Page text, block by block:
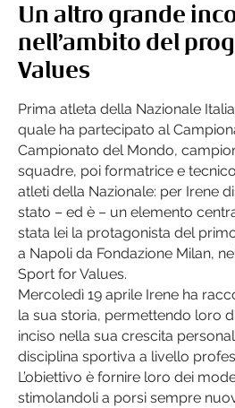
Un altro grande
nell’ambito del
Values
Prima atleta della Nazionale
quale ha partecipato al
Campionato del Mondo,
squadre, poi formatrice e
atleti della Nazionale: per Irene
stato – ed è – un elemento
stata lei la protagonista del
a Napoli da Fondazione Milan,
Sport for Values.
Mercoledì 19 aprile Irene ha
la sua storia, permettendo loro
inciso nella sua crescita
disciplina sportiva a livello
L’obiettivo è fornire loro dei
stimolandoli a porsi sempre